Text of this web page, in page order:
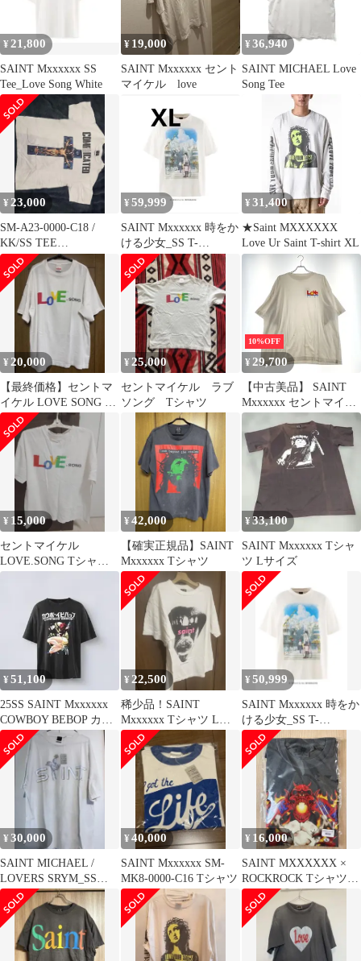
¥ 21,800
SAINT Mxxxxxx SS
Tee_Love Song White
¥ 19,000
SAINT Mxxxxxx セント
マイケル love
¥ 36,940
SAINT MICHAEL Love
Song Tee
¥23,000
SM-A23-0000-C18 /
KK/SS TEE
COMPLICATED
¥ 59,999
SAINT Mxxxxxx 時をか
ける少女_SS T-
SHIRT/SAINT
¥ 31,400
★Saint MXXXXXX
Love Ur Saint T-shirt XL
¥ 20,000
【最終価格】セントマ
イケル LOVE SONG T
シャツ
¥ 25,000
セントマイケル ラブ
ソング Tシャツ
10%OFF
¥ 29,700
【中古美品】 SAINT
Mxxxxxx セントマイケ
ル LOVE_SS TEE SM-
HR8-0000-024 ラブ シ
ョートスリーブ Tシャ
ツ 半袖 トップス
【142-260408-yo-02-
fuzh】
¥ 15,000
セントマイケル
LOVE.SONG Tシャツ
M
¥42,000
【確実正規品】SAINT
Mxxxxxx Tシャツ
¥33,100
SAINT Mxxxxxx Tシャ
ツ Lサイズ
¥51,100
25SS SAINT Mxxxxxx
COWBOY BEBOP カッ
トソー XL
¥ 22,500
稀少品！SAINT
Mxxxxxx Tシャツ Lサ
イズ
¥50,999
SAINT Mxxxxxx 時をか
ける少女_SS T-
SHIRT/SAINT
¥30,000
SAINT MICHAEL /
LOVERS SRYM_SS
TEE
¥40,000
SAINT Mxxxxxx SM-
MK8-0000-C16 Tシャツ
¥ 16,000
SAINT MXXXXXX ×
ROCKROCK Tシャツ
XL 黒夢 清春